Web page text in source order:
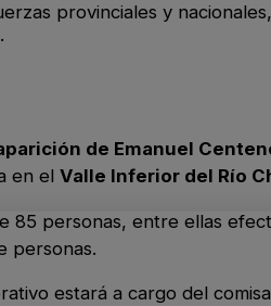
provinciales y
de Emanuel
en el Valle Inferior del Río
85 personas, entre ellas
personas.
estará a cargo del